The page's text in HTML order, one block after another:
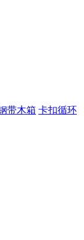
带木箱 卡扣循环